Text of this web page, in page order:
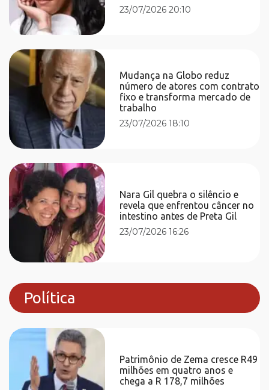
23/07/2026 20:10
Mudança na Globo reduz
número de atores com contrato
fixo e transforma mercado de
trabalho
23/07/2026 18:10
Nara Gil quebra o silêncio e
revela que enfrentou câncer no
intestino antes de Preta Gil
23/07/2026 16:26
Política
Patrimônio de Zema cresce R49
milhões em quatro anos e
chega a R 178,7 milhões